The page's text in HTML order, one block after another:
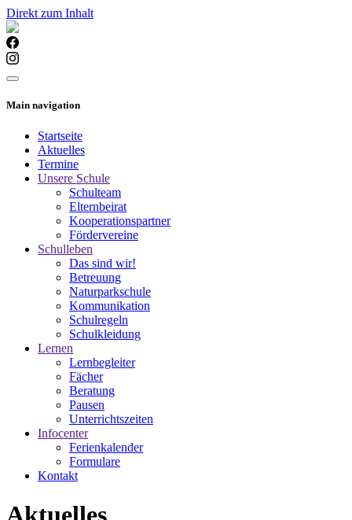
Direkt zum Inhalt
Main navigation
Startseite
Aktuelles
Termine
Unsere Schule
Schulteam
Elternbeirat
Kooperationspartner
Fördervereine
Schulleben
Das sind wir!
Betreuung
Naturparkschule
Kommunikation
Schulregeln
Schulkleidung
Lernen
Lernbegleiter
Fächer
Beratung
Pausen
Unterrichtszeiten
Infocenter
Ferienkalender
Formulare
Kontakt
Aktuelles